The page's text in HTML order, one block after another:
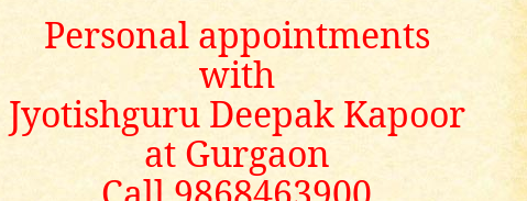
Personal appointments
with
Jyotishguru Deepak Kapoor
at Gurgaon